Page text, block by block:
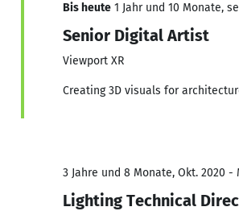
Bis heute 1 Jahr und 10 Monate,
Senior Digital Artist
Viewport XR
Creating 3D visuals for
3 Jahre und 8 Monate, Okt. 2020 -
Lighting Technical